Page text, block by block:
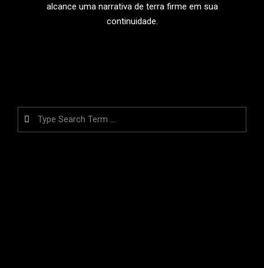
alcance uma narrativa de terra firme em sua
continuidade.